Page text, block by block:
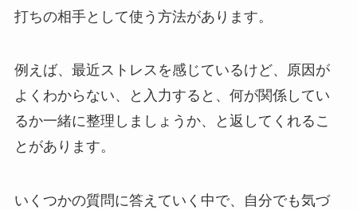
打ちの相手として使う方法があります。
例えば、最近ストレスを感じているけど、原因が
よくわからない、と入力すると、何が関係してい
るか一緒に整理しましょうか、と返してくれるこ
とがあります。
いくつかの質問に答えていく中で、自分でも気づ